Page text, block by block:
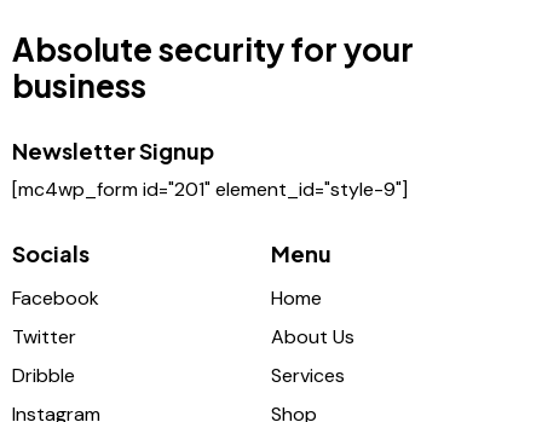
Absolute security for your
business
Newsletter Signup
[mc4wp_form id="201" element_id="style-9"]
Socials
Facebook
Twitter
Dribble
Instagram
Menu
Home
About Us
Services
Shop